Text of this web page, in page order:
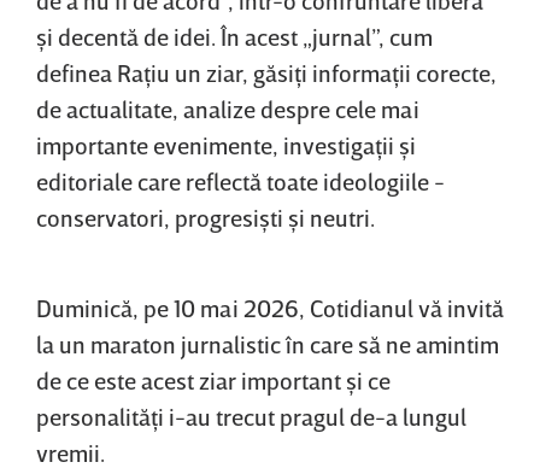
şi decentă de idei. În acest „jurnal”, cum
definea Raţiu un ziar, găsiţi informaţii corecte,
de actualitate, analize despre cele mai
importante evenimente, investigaţii şi
editoriale care reflectă toate ideologiile -
conservatori, progresişti şi neutri.
Duminică, pe 10 mai 2026, Cotidianul vă invită
la un maraton jurnalistic în care să ne amintim
de ce este acest ziar important şi ce
personalităţi i-au trecut pragul de-a lungul
vremii.